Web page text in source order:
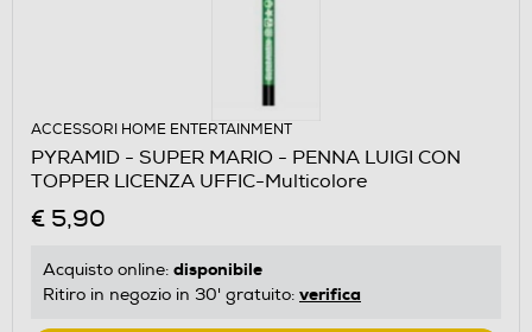
ACCESSORI HOME ENTERTAINMENT
PYRAMID - SUPER MARIO - PENNA LUIGI CON
TOPPER LICENZA UFFIC-Multicolore
€ 5,90
Acquisto online: disponibile
Ritiro in negozio in 30' gratuito: verifica